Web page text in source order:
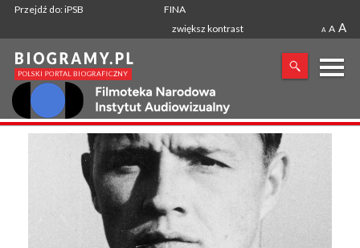
Przejdź do: iPSB
FINA
zwiększ kontrast
A A A
X
SZUKANA FRAZA